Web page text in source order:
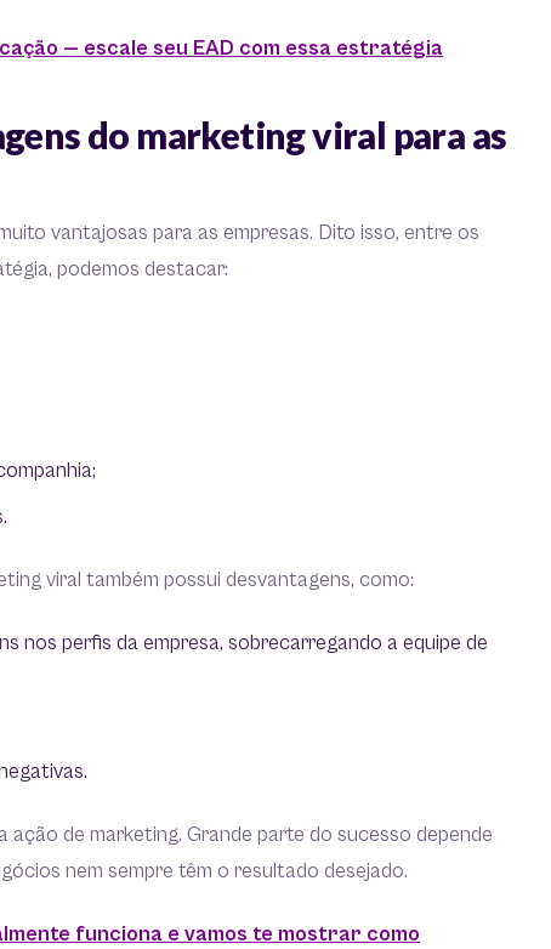
— escale seu EAD com essa estratégia
do marketing viral para as
vantajosas para as empresas. Dito isso, entre os
podemos destacar:
viral também possui desvantagens, como:
nos perfis da empresa, sobrecarregando a equipe de
ação de marketing. Grande parte do sucesso depende
nem sempre têm o resultado desejado.
funciona e vamos te mostrar como